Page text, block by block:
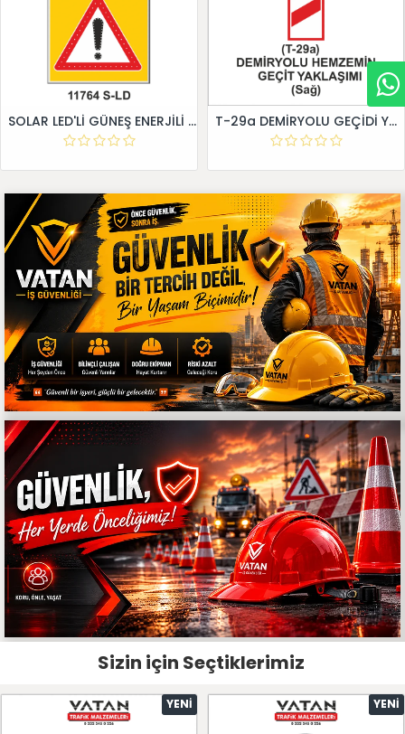
SOLAR LED'Lİ GÜNEŞ ENERJİLİ LEVHA T-29a DEMİRYOLU GEÇİDİ YAKLAŞIM LEVHALARI (Sağ)
Sizin için Seçtiklerimiz
YENI YENI